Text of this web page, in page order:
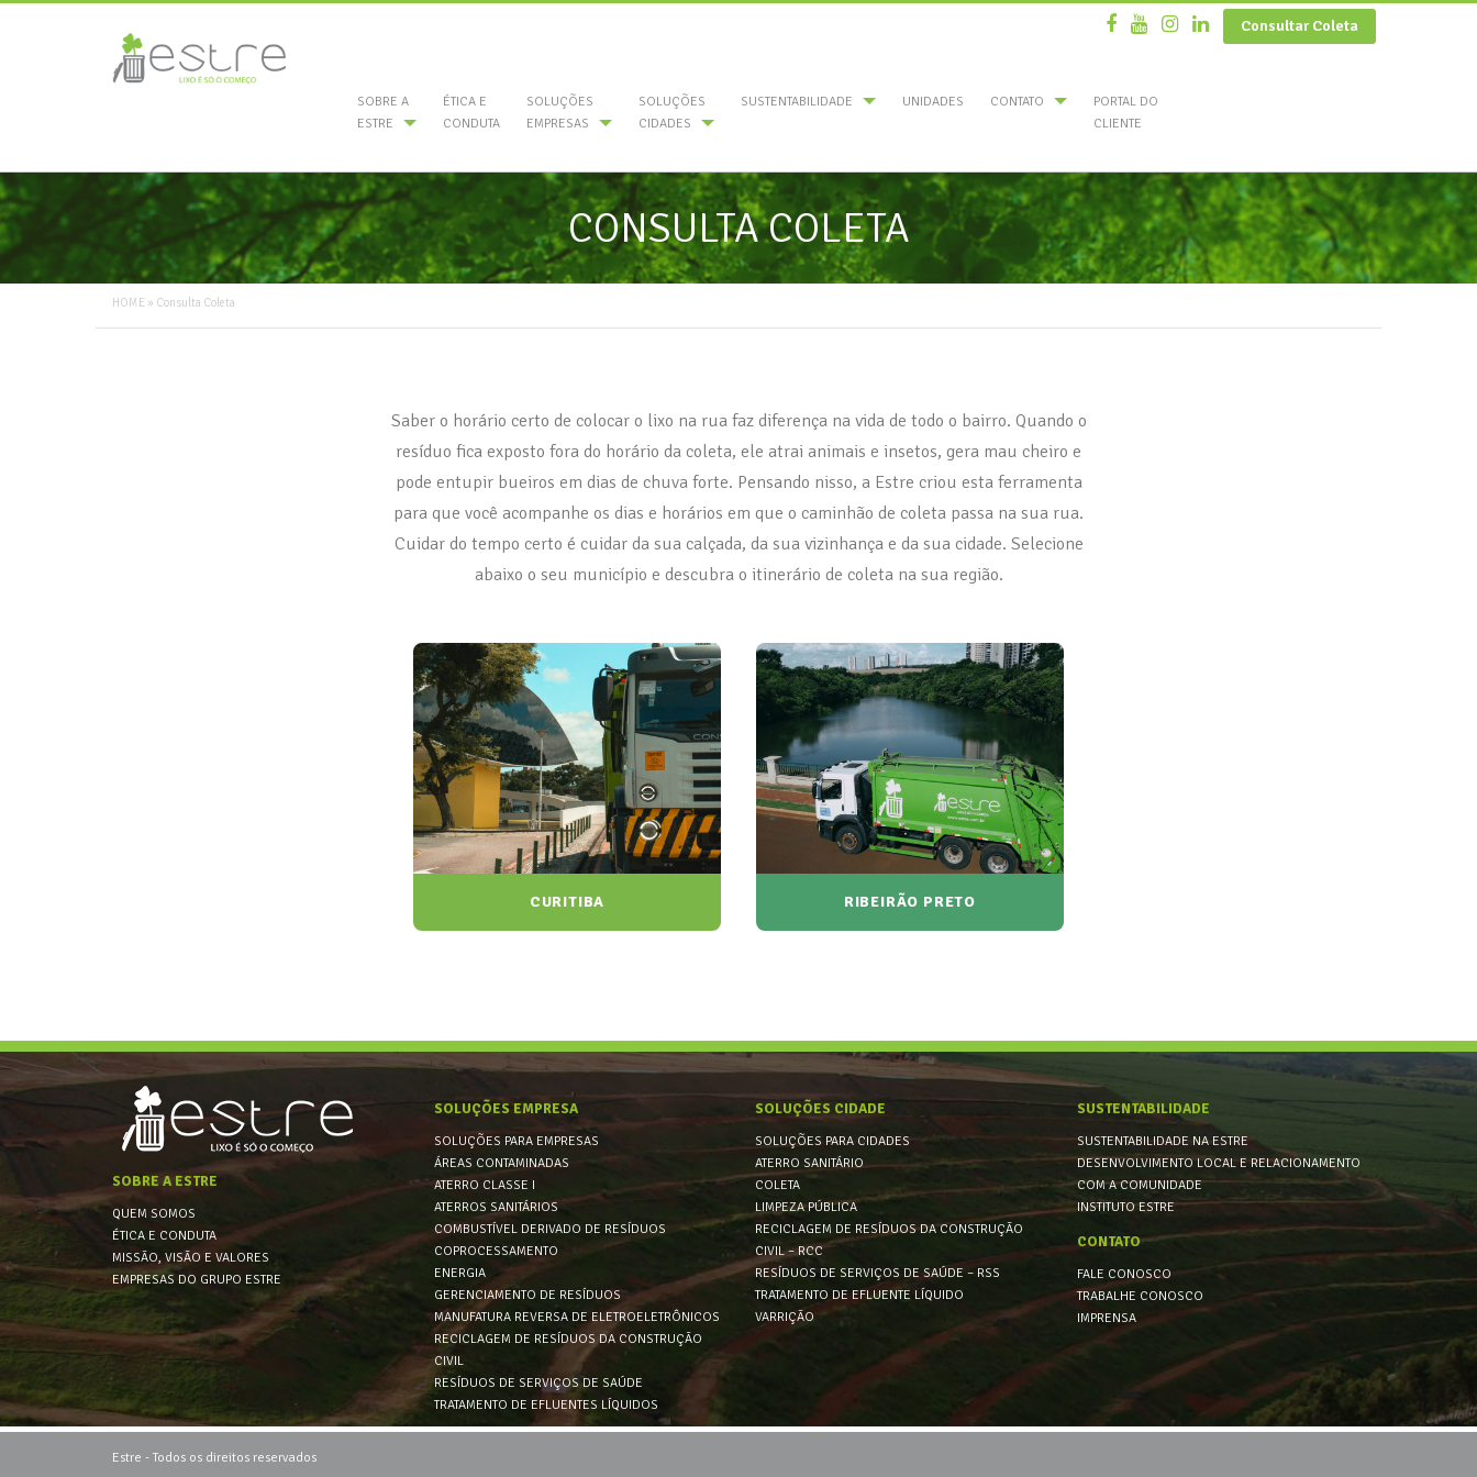
Consultar Coleta
SOBRE A
ESTRE
ÉTICA E
CONDUTA
SOLUÇÕES
EMPRESAS
SOLUÇÕES
CIDADES
SUSTENTABILIDADE UNIDADES CONTATO
PORTAL DO
CLIENTE
CONSULTA COLETA
HOME » Consulta Coleta
Saber o horário certo de colocar o lixo na rua faz diferença na vida de todo o bairro. Quando o
resíduo fica exposto fora do horário da coleta, ele atrai animais e insetos, gera mau cheiro e
pode entupir bueiros em dias de chuva forte. Pensando nisso, a Estre criou esta ferramenta
para que você acompanhe os dias e horários em que o caminhão de coleta passa na sua rua.
Cuidar do tempo certo é cuidar da sua calçada, da sua vizinhança e da sua cidade. Selecione
abaixo o seu município e descubra o itinerário de coleta na sua região.
CURITIBA RIBEIRÃO PRETO
SOBRE A ESTRE
QUEM SOMOS
ÉTICA E CONDUTA
MISSÃO, VISÃO E VALORES
EMPRESAS DO GRUPO ESTRE
SOLUÇÕES EMPRESA
SOLUÇÕES PARA EMPRESAS
ÁREAS CONTAMINADAS
ATERRO CLASSE I
ATERROS SANITÁRIOS
COMBUSTÍVEL DERIVADO DE RESÍDUOS
COPROCESSAMENTO
ENERGIA
GERENCIAMENTO DE RESÍDUOS
MANUFATURA REVERSA DE ELETROELETRÔNICOS
RECICLAGEM DE RESÍDUOS DA CONSTRUÇÃO
CIVIL
RESÍDUOS DE SERVIÇOS DE SAÚDE
TRATAMENTO DE EFLUENTES LÍQUIDOS
SOLUÇÕES CIDADE
SOLUÇÕES PARA CIDADES
ATERRO SANITÁRIO
COLETA
LIMPEZA PÚBLICA
RECICLAGEM DE RESÍDUOS DA CONSTRUÇÃO
CIVIL – RCC
RESÍDUOS DE SERVIÇOS DE SAÚDE – RSS
TRATAMENTO DE EFLUENTE LÍQUIDO
VARRIÇÃO
SUSTENTABILIDADE
SUSTENTABILIDADE NA ESTRE
DESENVOLVIMENTO LOCAL E RELACIONAMENTO
COM A COMUNIDADE
INSTITUTO ESTRE
CONTATO
FALE CONOSCO
TRABALHE CONOSCO
IMPRENSA
Estre - Todos os direitos reservados